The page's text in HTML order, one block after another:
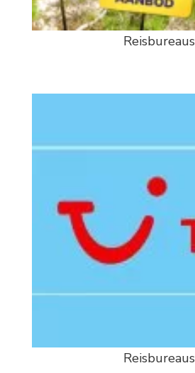
Reisbureaus
Reisbureaus